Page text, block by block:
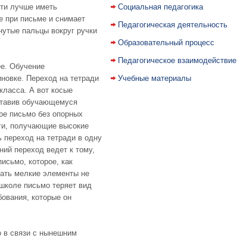
лучше иметь
при письме и снимает
пальцы вокруг ручки
Обучение
Переход на тетради
А вот косые
обучающемуся
письмо без опорных
получающие высокие
переход на тетради в одну
переход ведет к тому,
которое, как
мелкие элементы не
письмо теряет вид
которые он
в связи с нынешним
Социальная педагогика
Педагогическая деятельность
Образовательный процесс
Педагогическое взаимодействие
Учебные материалы